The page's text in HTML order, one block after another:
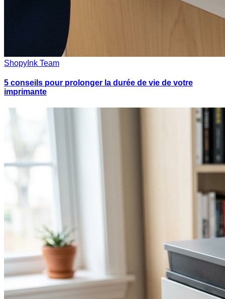
ShopyInk Team
5 conseils pour prolonger la durée de vie de votre
imprimante